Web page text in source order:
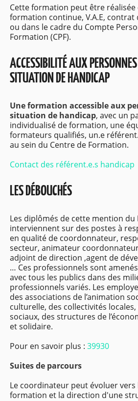
Cette formation peut être réalisée
formation continue, V.A.E, contrat
ou dans le cadre du Compte
Formation (CPF).
ACCESSIBILITÉ AUX PERSONNES
SITUATION DE HANDICAP
Une formation accessible aux
situation de handicap, avec un
individualisé de formation, une
formateurs qualifiés, un.e
au sein du Centre de Formation.
Contact des référent.e.s handicap
LES DÉBOUCHÉS
Les diplômés de cette mention du
interviennent sur des postes à
en qualité de coordonnateur,
secteur, animateur
adjoint de direction ,agent de
… Ces professionnels sont
avec tous les publics dans des
professionnels variés. Les
des associations de l’animation
culturelle, des collectivités
sociaux, des structures de
et solidaire.
Pour en savoir plus : 39930
Suites de parcours
Le coordinateur peut évoluer vers
formation et la direction d'une